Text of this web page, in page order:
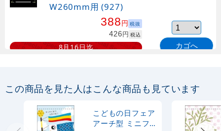
W260mm用 (927)
388円 税抜
426円 税込
8月16日迄 カゴへ
丸パイプ26cm金
1,463円 税込
8月16日迄 カゴへ
この商品を見た人はこんな商品も見ています
こどもの日フェア
アーチ型 ミニフ